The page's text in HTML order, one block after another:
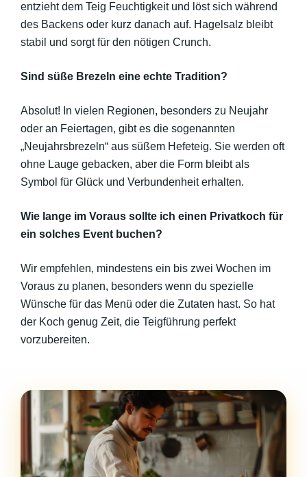
entzieht dem Teig Feuchtigkeit und löst sich während
des Backens oder kurz danach auf. Hagelsalz bleibt
stabil und sorgt für den nötigen Crunch.
Sind süße Brezeln eine echte Tradition?
Absolut! In vielen Regionen, besonders zu Neujahr
oder an Feiertagen, gibt es die sogenannten
„Neujahrsbrezeln“ aus süßem Hefeteig. Sie werden oft
ohne Lauge gebacken, aber die Form bleibt als
Symbol für Glück und Verbundenheit erhalten.
Wie lange im Voraus sollte ich einen Privatkoch für
ein solches Event buchen?
Wir empfehlen, mindestens ein bis zwei Wochen im
Voraus zu planen, besonders wenn du spezielle
Wünsche für das Menü oder die Zutaten hast. So hat
der Koch genug Zeit, die Teigführung perfekt
vorzubereiten.